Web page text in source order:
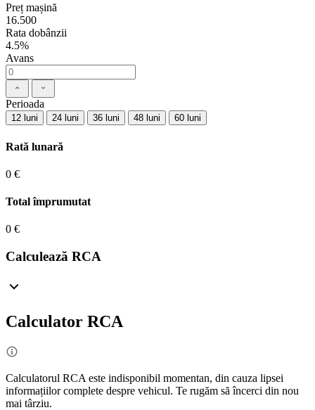
Preț mașină
16.500
Rata dobânzii
4.5%
Avans
Perioada
12 luni 24 luni 36 luni 48 luni 60 luni
Rată lunară
0 €
Total împrumutat
0 €
Calculează RCA
Calculator RCA
Calculatorul RCA este indisponibil momentan, din cauza lipsei
informațiilor complete despre vehicul. Te rugăm să încerci din nou
mai târziu.